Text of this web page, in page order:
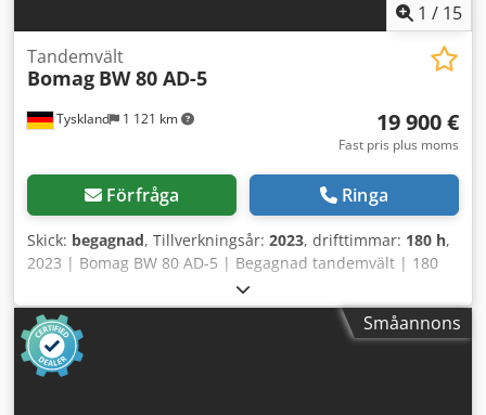
1 / 15
Tyskland 1 121 km
Tandemvält
Bomag BW 80 AD-5
19 900 €
Fast pris plus moms
Förfråga Ringa
Skick: begagnad, Tillverkningsår: 2023, drifttimmar: 180 h,
2023 | Bomag BW 80 AD-5 | Begagnad tandemvält | 180
drifttimmar 📍 Plats: Tyskland 🚛 Leverans möjlig till din
destination – använd vår fraktkalkylator för att uppskatta
transportkostnaden! 💰 Köp nu för EUR 19 900 eller lämna
ett bud. Betalning vid leverans tillgänglig mot en rimlig
avgift (med förbehåll för godkännande)* 👷‍♂️ Inspekterad av
Småannons